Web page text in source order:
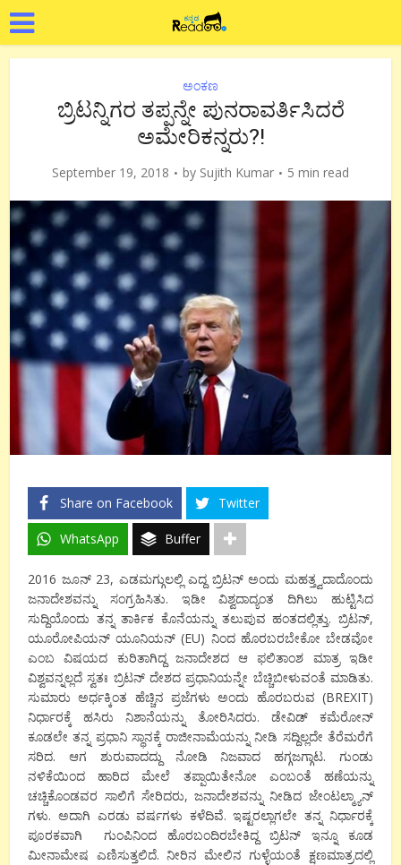
ಅಂಕಣ
ಬ್ರಿಟನ್ನಿಗರ ತಪ್ಪನ್ನೇ ಪುನರಾವರ್ತಿಸಿದರೆ
ಅಮೇರಿಕನ್ನರು?!
September 19, 2018 by Sujith Kumar 5 min read
Share on Facebook Twitter
WhatsApp Buffer
2016 ಜೂನ್ 23, ಎಡಮಗ್ಗುಲಲ್ಲಿ ಎದ್ದ ಬ್ರಿಟನ್ ಅಂದು ಮಹತ್ತ್ವದಾದೊಂದು
ಜನಾದೇಶವನ್ನು ಸಂಗ್ರಹಿಸಿತು. ಇಡೀ ವಿಶ್ವದಾದ್ಯಂತ
ದಿಗಿಲು ಹುಟ್ಟಿಸಿದ
ಸುದ್ದಿಯೊಂದು ತನ್ನ ತಾರ್ಕಿಕ ಕೊನೆಯನ್ನು ತಲುಪುವ ಹಂತದಲ್ಲಿತ್ತು. ಬ್ರಿಟನ್,
ಯೂರೋಪಿಯನ್ ಯೂನಿಯನ್ (EU) ನಿಂದ ಹೊರಬರಬೇಕೋ ಬೇಡವೋ
ಎಂಬ ವಿಷಯದ ಕುರಿತಾಗಿದ್ದ ಜನಾದೇಶದ ಆ ಫಲಿತಾಂಶ ಮಾತ್ರ ಇಡೀ
ವಿಶ್ವವನ್ನಲ್ಲದೆ ಸ್ವತಃ ಬ್ರಿಟನ್ ದೇಶದ ಪ್ರಧಾನಿಯನ್ನೇ ಬೆಚ್ಚಿಬೀಳುವಂತೆ ಮಾಡಿತು.
ಸುಮಾರು ಅರ್ಧಕ್ಕಿಂತ ಹೆಚ್ಚಿನ ಪ್ರಜೆಗಳು ಅಂದು ಹೊರಬರುವ (BREXIT)
ನಿರ್ಧಾರಕ್ಕೆ ಹಸಿರು ನಿಶಾನೆಯನ್ನು ತೋರಿಸಿದರು. ಡೇವಿಡ್ ಕಮೆರೋನ್
ಕೂಡಲೇ ತನ್ನ ಪ್ರಧಾನಿ ಸ್ಥಾನಕ್ಕೆ ರಾಜೀನಾಮೆಯನ್ನು ನೀಡಿ ಸದ್ದಿಲ್ಲದೇ ತೆರೆಮರೆಗೆ
ಸರಿದ.
ಆಗ ಶುರುವಾದದ್ದು ನೋಡಿ ನಿಜವಾದ ಹಗ್ಗಜಗ್ಗಾಟ. ಗುಂಡು
ನಳಿಕೆಯಿಂದ ಹಾರಿದ ಮೇಲೆ ತಪ್ಪಾಯಿತೇನೋ ಎಂಬಂತೆ ಹಣೆಯನ್ನು
ಚಚ್ಚಿಕೊಂಡವರ ಸಾಲಿಗೆ ಸೇರಿದರು,ಜನಾದೇಶವನ್ನು ನೀಡಿದ ಜೇಂಟಲ್ಮ್ಯಾನ್
ಗಳು. ಅದಾಗಿ ಎರಡು ವರ್ಷಗಳು ಕಳೆದಿವೆ. ಇಷ್ಟರಲ್ಲಾಗಲೇ ತನ್ನ ನಿರ್ಧಾರಕ್ಕೆ
ಪೂರಕವಾಗಿ
ಗುಂಪಿನಿಂದ ಹೊರಬಂದಿರಬೇಕಿದ್ದ ಬ್ರಿಟನ್ ಇನ್ನೂ ಕೂಡ
ಮೀನಾಮೇಷ ಎಣಿಸುತ್ತಲಿದೆ. ನೀರಿನ ಮೇಲಿನ ಗುಳ್ಳೆಯಂತೆ ಕ್ಷಣಮಾತ್ರದಲ್ಲಿ